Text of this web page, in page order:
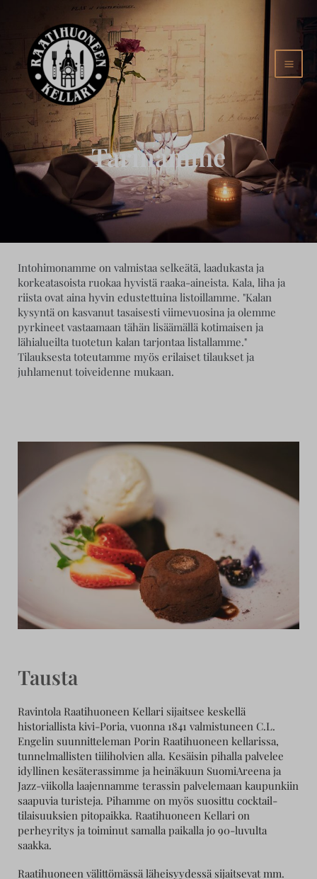
Tarinamme
Intohimonamme on valmistaa selkeätä, laadukasta ja
korkeatasoista ruokaa hyvistä raaka-aineista. Kala, liha ja
riista ovat aina hyvin edustettuina listoillamme. "Kalan
kysyntä on kasvanut tasaisesti viimevuosina ja olemme
pyrkineet vastaamaan tähän lisäämällä kotimaisen ja
lähialueilta tuotetun kalan tarjontaa listallamme."
Tilauksesta toteutamme myös erilaiset tilaukset ja
juhlamenut toiveidenne mukaan.
Tausta
Ravintola Raatihuoneen Kellari sijaitsee keskellä
historiallista kivi-Poria, vuonna 1841 valmistuneen C.L.
Engelin suunnitteleman Porin Raatihuoneen kellarissa,
tunnelmallisten tiiliholvien alla. Kesäisin pihalla palvelee
idyllinen kesäterassimme ja heinäkuun SuomiAreena ja
Jazz-viikolla laajennamme terassin palvelemaan kaupunkiin
saapuvia turisteja. Pihamme on myös suosittu cocktail-
tilaisuuksien pitopaikka. Raatihuoneen Kellari on
perheyritys ja toiminut samalla paikalla jo 90-luvulta
saakka.
Raatihuoneen välittömässä läheisyydessä sijaitsevat mm.